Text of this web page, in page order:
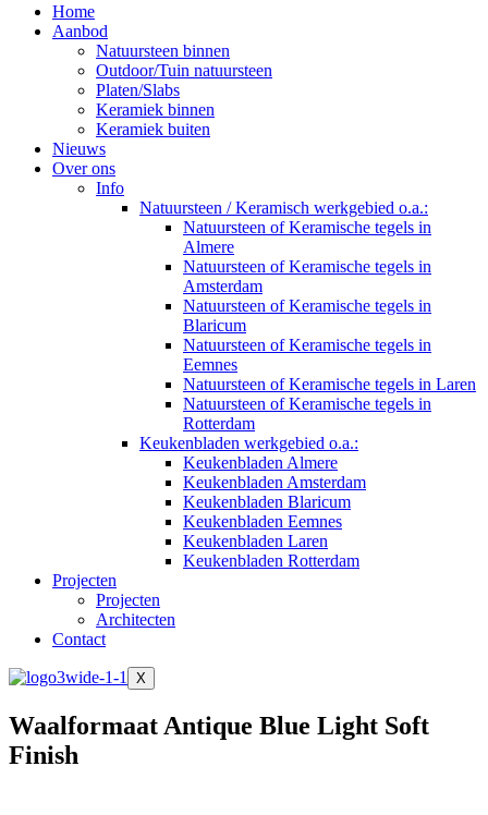
Home
Aanbod
Natuursteen binnen
Outdoor/Tuin natuursteen
Platen/Slabs
Keramiek binnen
Keramiek buiten
Nieuws
Over ons
Info
Natuursteen / Keramisch werkgebied o.a.:
Natuursteen of Keramische tegels in
Almere
Natuursteen of Keramische tegels in
Amsterdam
Natuursteen of Keramische tegels in
Blaricum
Natuursteen of Keramische tegels in
Eemnes
Natuursteen of Keramische tegels in Laren
Natuursteen of Keramische tegels in
Rotterdam
Keukenbladen werkgebied o.a.:
Keukenbladen Almere
Keukenbladen Amsterdam
Keukenbladen Blaricum
Keukenbladen Eemnes
Keukenbladen Laren
Keukenbladen Rotterdam
Projecten
Projecten
Architecten
Contact
X
Waalformaat Antique Blue Light Soft
Finish